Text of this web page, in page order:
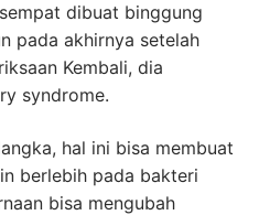
dibuat binggung
pada akhirnya setelah
Kembali, dia
syndrome.
hal ini bisa membuat
berlebih pada bakteri
bisa mengubah